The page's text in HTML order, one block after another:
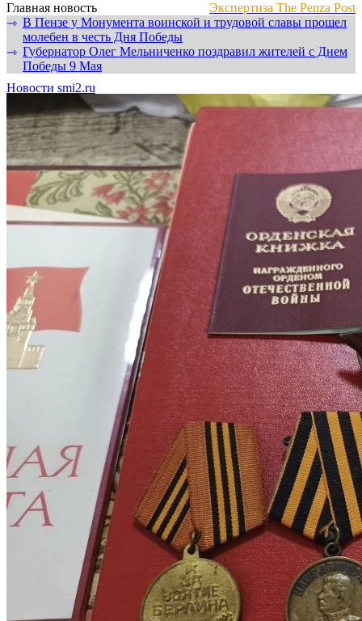
Главная новость
Экспертиза The Penza Post
⇾ В Пензе у Монумента воинской и трудовой славы прошел
молебен в честь Дня Победы
⇾ Губернатор Олег Мельниченко поздравил жителей с Днем
Победы 9 Мая
Новости smi2.ru